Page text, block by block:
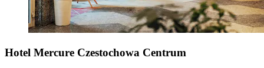
Hotel Mercure Czestochowa Centrum